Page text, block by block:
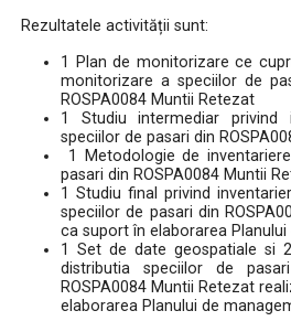
Rezultatele activității sunt:
1 Plan de monitorizare ce
monitorizare a speciilor de
ROSPA0084 Muntii Retezat
1 Studiu intermediar privind
speciilor de pasari din
1 Metodologie de
pasari din ROSPA0084 Muntii
1 Studiu final privind
speciilor de pasari din
ca suport în elaborarea
1 Set de date geospatiale si
distributia speciilor de
ROSPA0084 Muntii Retezat
elaborarea Planului de